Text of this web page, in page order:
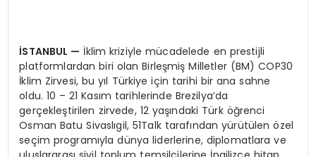
İSTANBUL — İklim kriziyle mücadelede en prestijli
platformlardan biri olan Birleşmiş Milletler (BM) COP30
İklim Zirvesi, bu yıl Türkiye için tarihi bir ana sahne
oldu. 10 – 21 Kasım tarihlerinde Brezilya’da
gerçekleştirilen zirvede, 12 yaşındaki Türk öğrenci
Osman Batu Sivaslıgil, 51Talk tarafından yürütülen özel
seçim programıyla dünya liderlerine, diplomatlara ve